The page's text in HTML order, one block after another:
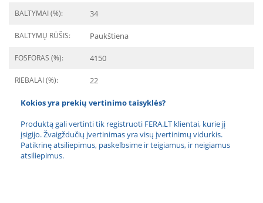
BALTYMAI (%): 34
BALTYMŲ RŪŠIS: Paukštiena
FOSFORAS (%): 4150
RIEBALAI (%): 22
Kokios yra prekių vertinimo taisyklės?
Produktą gali vertinti tik registruoti FERA.LT klientai, kurie jį
įsigijo. Žvaigždučių įvertinimas yra visų įvertinimų vidurkis.
Patikrinę atsiliepimus, paskelbsime ir teigiamus, ir neigiamus
atsiliepimus.